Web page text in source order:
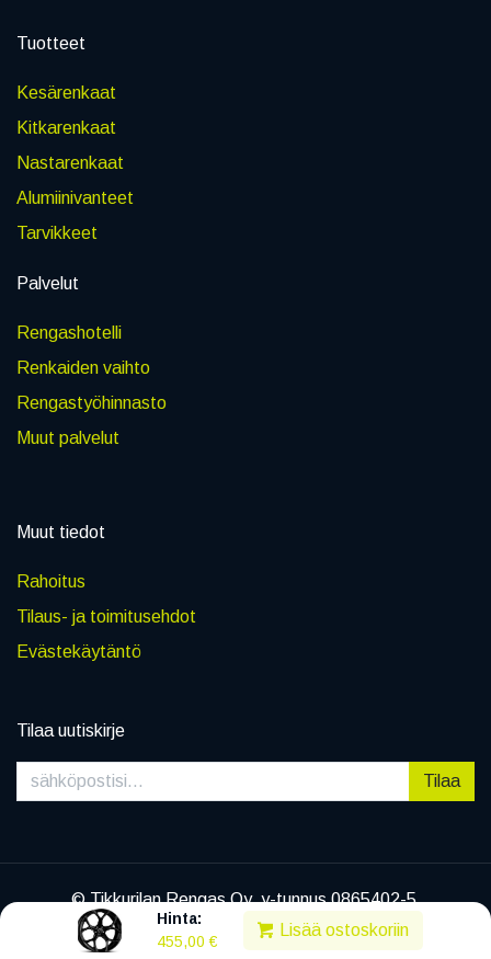
Hinta:
455,00 €
Lisää ostoskoriin
Tuotteet
Kesärenkaat
Kitkarenkaat
Nastarenkaat
Alumiinivanteet
Tarvikkeet
Palvelut
Rengashotelli
Renkaiden vaihto
Rengastyöhinnasto
Muut palvelut
Muut tiedot
Rahoitus
Tilaus- ja toimitusehdot
Evästekäytäntö
Tilaa uutiskirje
Tilaa
© Tikkurilan Rengas Oy, y-tunnus 0865402-5
|Tietosuojaseloste